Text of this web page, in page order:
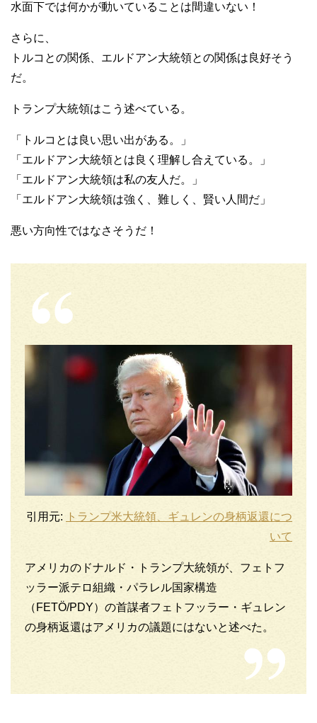
水面下では何かが動いていることは間違いない！
さらに、
トルコとの関係、エルドアン大統領との関係は良好そう
だ。
トランプ大統領はこう述べている。
「トルコとは良い思い出がある。」
「エルドアン大統領とは良く理解し合えている。」
「エルドアン大統領は私の友人だ。」
「エルドアン大統領は強く、難しく、賢い人間だ」
悪い方向性ではなさそうだ！
引用元:
トランプ米大統領、ギュレンの身柄返還につ
いて
アメリカのドナルド・トランプ大統領が、フェトフ
ッラー派テロ組織・パラレル国家構造
（FETÖ/PDY）の首謀者フェトフッラー・ギュレン
の身柄返還はアメリカの議題にはないと述べた。